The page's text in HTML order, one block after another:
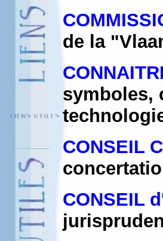
de la
symboles,
CONSEIL
CONSEIL